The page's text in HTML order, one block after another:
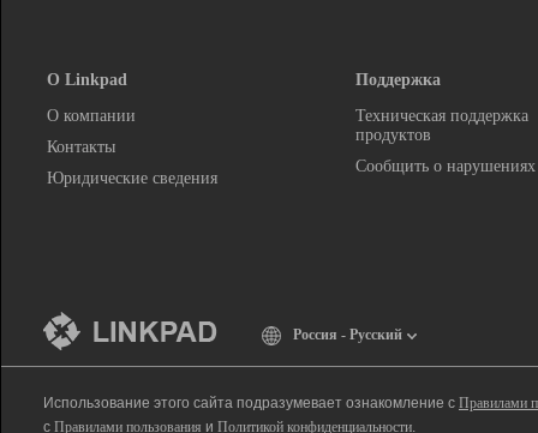
О Linkpad
О компании
Контакты
Юридические сведения
Поддержка
Техническая поддержка
продуктов
Сообщить о нарушениях
Россия - Русский
Использование этого сайта подразумевает ознакомление с Правилами
с Правилами пользования и Политикой конфиденциальности.